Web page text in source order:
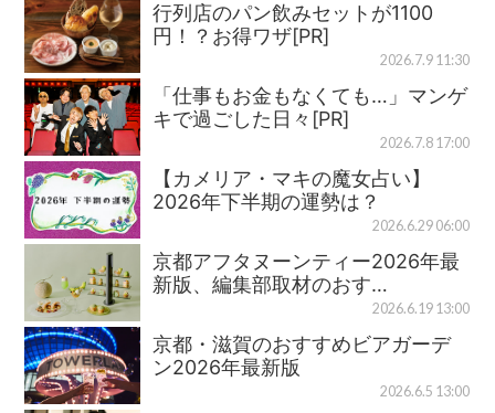
行列店のパン飲みセットが1100
円！？お得ワザ[PR]
2026.7.9 11:30
「仕事もお金もなくても…」マンゲ
キで過ごした日々[PR]
2026.7.8 17:00
【カメリア・マキの魔女占い】
2026年下半期の運勢は？
2026.6.29 06:00
京都アフタヌーンティー2026年最
新版、編集部取材のおす…
2026.6.19 13:00
京都・滋賀のおすすめビアガーデ
ン2026年最新版
2026.6.5 13:00